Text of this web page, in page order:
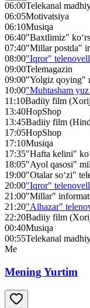
06:00Telekanal
06:05Motivatsiya
06:10Musiqa
06:40"Baxtlimiz"
07:40"Millar postda"
08:00"Iqror"
09:00Telemagazin
09:00"Yolgiz qoying"
10:00"Muhtasham
11:10Badiiy film
13:40HopShop
13:45Badiiy film
17:05HopShop
17:10Musiqa
17:35"Hafta kelini"
18:05"Ayol qasosi"
19:00"Otalar so‘zi"
20:00"Iqror"
21:00"Millar"
21:20"Alhazar"
22:20Badiiy film
00:40Musiqa
00:55Telekanal
Me
Mening Yurtim